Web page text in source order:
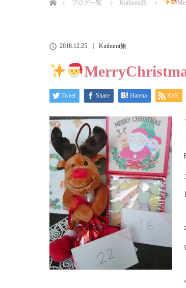
ブログ一覧
Kuthumi旅
2018.12.25 Kuthumi旅
Tweet Share Hatena RSS